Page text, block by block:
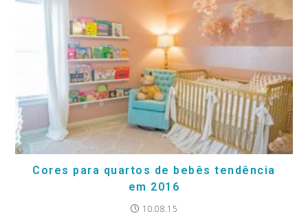
Cores para quartos de bebês tendência
em 2016
10.08.15